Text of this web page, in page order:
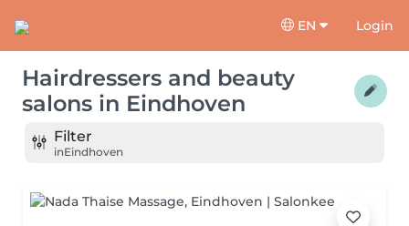
EN Login
Hairdressers and beauty
salons in Eindhoven
Filter
inEindhoven